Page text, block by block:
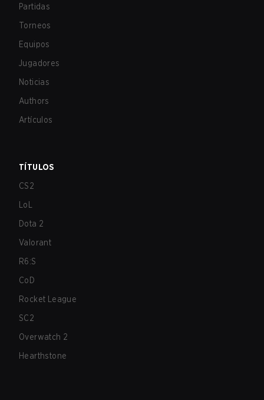
Partidas
Torneos
Equipos
Jugadores
Noticias
Authors
Artículos
TÍTULOS
CS2
LoL
Dota 2
Valorant
R6:S
CoD
Rocket League
SC2
Overwatch 2
Hearthstone